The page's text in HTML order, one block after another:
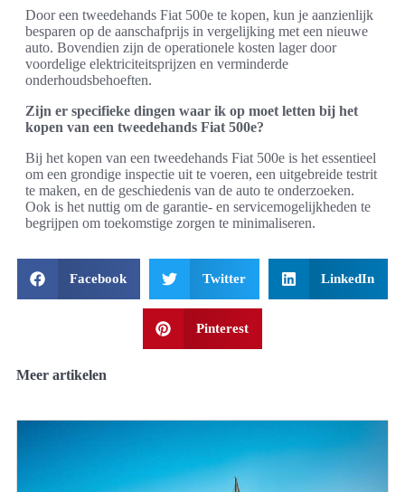
Door een tweedehands Fiat 500e te kopen, kun je aanzienlijk
besparen op de aanschafprijs in vergelijking met een nieuwe
auto. Bovendien zijn de operationele kosten lager door
voordelige elektriciteitsprijzen en verminderde
onderhoudsbehoeften.
Zijn er specifieke dingen waar ik op moet letten bij het
kopen van een tweedehands Fiat 500e?
Bij het kopen van een tweedehands Fiat 500e is het essentieel
om een grondige inspectie uit te voeren, een uitgebreide testrit
te maken, en de geschiedenis van de auto te onderzoeken.
Ook is het nuttig om de garantie- en servicemogelijkheden te
begrijpen om toekomstige zorgen te minimaliseren.
Facebook Twitter LinkedIn
Pinterest
Meer artikelen